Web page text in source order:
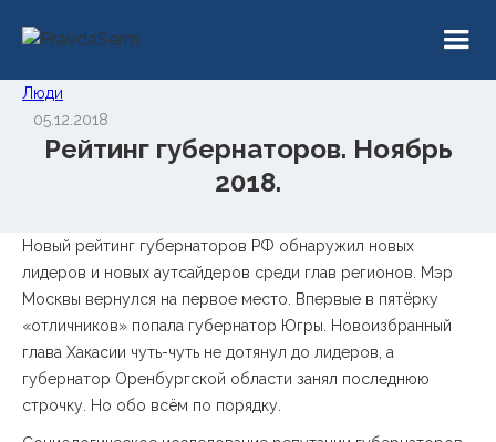
Люди
05.12.2018
Рейтинг губернаторов. Ноябрь
2018.
Новый рейтинг губернаторов РФ обнаружил новых
лидеров и новых аутсайдеров среди глав регионов. Мэр
Москвы вернулся на первое место. Впервые в пятёрку
«отличников» попала губернатор Югры. Новоизбранный
глава Хакасии чуть-чуть не дотянул до лидеров, а
губернатор Оренбургской области занял последнюю
строчку. Но обо всём по порядку.